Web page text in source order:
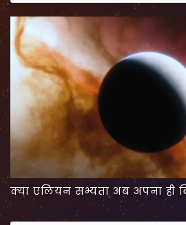
क्या एलियन सभ्यता अब अपना ही